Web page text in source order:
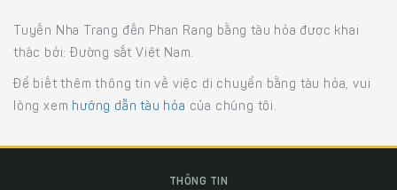
Tuyến Nha Trang đến Phan Rang bằng tàu hỏa được khai
thác bởi: Đường sắt Việt Nam.
Để biết thêm thông tin về việc di chuyển bằng tàu hỏa, vui
lòng xem hướng dẫn tàu hỏa của chúng tôi.
THÔNG TIN